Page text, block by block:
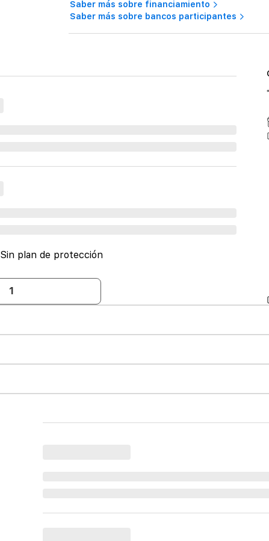
Saber más sobre financiamiento
Saber más sobre bancos participantes
Sin plan de protección